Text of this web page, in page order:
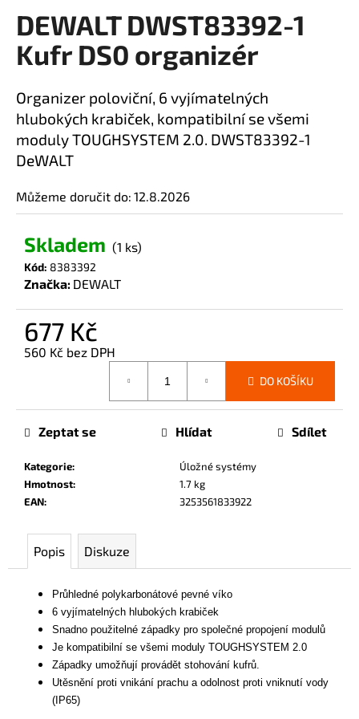
produktu
je
0,0
z
hvězdiček.
DEWALT DWST83392-1
Kufr DS0 organizér
Organizer poloviční, 6 vyjímatelných
hlubokých krabiček, kompatibilní se všemi
moduly TOUGHSYSTEM 2.0. DWST83392-1
DeWALT
Můžeme doručit do: 12.8.2026
Skladem (1 ks)
Kód: 8383392
Značka: DEWALT
677 Kč
560 Kč bez DPH
DO KOŠÍKU
Kategorie:
Úložné systémy
Hmotnost:
1.7 kg
EAN: 3253561833922
Zeptat se Hlídat Sdílet
Popis Diskuze
Průhledné polykarbonátové pevné víko
6 vyjímatelných hlubokých krabiček
Snadno použitelné západky pro společné propojení modulů
Je kompatibilní se všemi moduly TOUGHSYSTEM 2.0
Západky umožňují provádět stohování kufrů.
Utěsnění proti vnikání prachu a odolnost proti vniknutí vody
(IP65)
a
j
í
?
HLEDAT
D
o
o
u
m